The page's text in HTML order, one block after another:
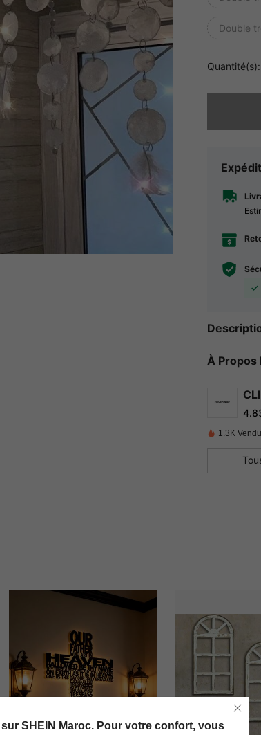
Double
Quantité(s):
À Propos
1.3K
SHEIN Maroc. Pour votre confort, vous